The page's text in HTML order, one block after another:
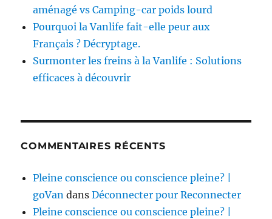
aménagé vs Camping-car poids lourd
Pourquoi la Vanlife fait-elle peur aux
Français ? Décryptage.
Surmonter les freins à la Vanlife : Solutions
efficaces à découvrir
COMMENTAIRES RÉCENTS
Pleine conscience ou conscience pleine? |
goVan dansDéconnecter pour Reconnecter
Pleine conscience ou conscience pleine? |